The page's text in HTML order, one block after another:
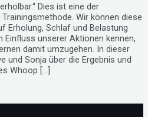
Dies ist eine der
Wir können diese
Erholung, Schlaf und Belastung
Einfluss unserer Aktionen kennen,
damit umzugehen. In dieser
und Sonja über die Ergebnis und
Whoop […]